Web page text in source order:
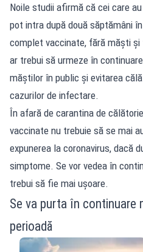
Noile studii afirmă că cei care
pot intra după două săptămâni
complet vaccinate, fără măști
ar trebui să urmeze în
măștilor în public și evitarea
cazurilor de infectare.
În afară de carantina de
vaccinate nu trebuie să se mai
expunerea la coronavirus, dacă
simptome. Se vor vedea în
trebui să fie mai ușoare.
Se va purta în continuare
perioadă